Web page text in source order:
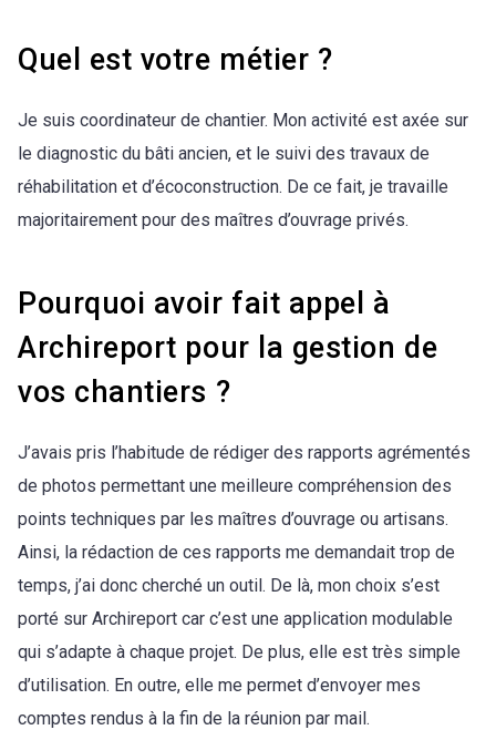
Quel est votre métier ?
Je suis coordinateur de chantier. Mon activité est axée sur
le diagnostic du bâti ancien, et le suivi des travaux de
réhabilitation et d’écoconstruction. De ce fait, je travaille
majoritairement pour des maîtres d’ouvrage privés.
Pourquoi avoir fait appel à
Archireport pour la gestion de
vos chantiers ?
J’avais pris l’habitude de rédiger des rapports agrémentés
de photos permettant une meilleure compréhension des
points techniques par les maîtres d’ouvrage ou artisans.
Ainsi, la rédaction de ces rapports me demandait trop de
temps, j’ai donc cherché un outil. De là, mon choix s’est
porté sur Archireport car c’est une application modulable
qui s’adapte à chaque projet. De plus, elle est très simple
d’utilisation. En outre, elle me permet d’envoyer mes
comptes rendus à la fin de la réunion par mail.